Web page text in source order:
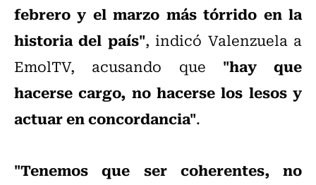
febrero y el marzo más tórrido en la
historia del país", indicó Valenzuela a
EmolTV, acusando que "hay que
hacerse cargo, no hacerse los lesos y
actuar en concordancia".
"Tenemos que ser coherentes, no